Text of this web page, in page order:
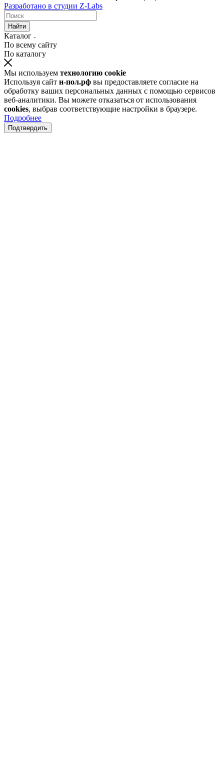
Разработано в студии Z-Labs
Найти
Каталог
По всему сайту
По каталогу
Мы используем технологию cookie
Используя сайт н-пол.рф вы предоставляете согласие на
обработку ваших персональных данных с помощью сервисов
веб-аналитики. Вы можете отказаться от использования
cookies, выбрав соответствующие настройки в браузере.
Подробнее
Подтвердить